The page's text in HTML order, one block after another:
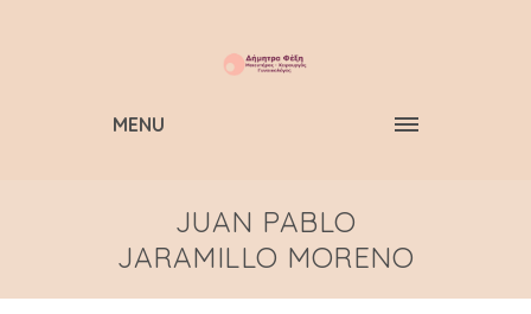
MENU
JUAN PABLO
JARAMILLO MORENO